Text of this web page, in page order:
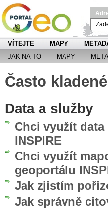
VÍTEJTE MAPY
JAK NA TO
MAPY
Často
Data a služby
Chci využít
INSPIRE
Chci využít
geoportálu
Jak zjistím
Jak správně